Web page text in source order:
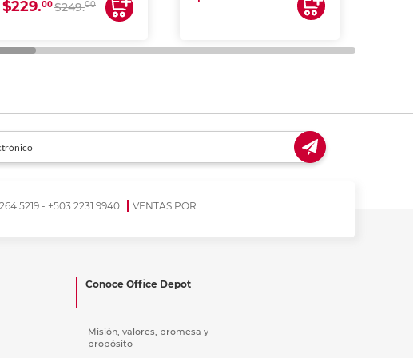
$229.00$249.00
5219 - +503 2231 9940
VENTAS POR
Conoce Office Depot
Misión, valores, promesa y
propósito